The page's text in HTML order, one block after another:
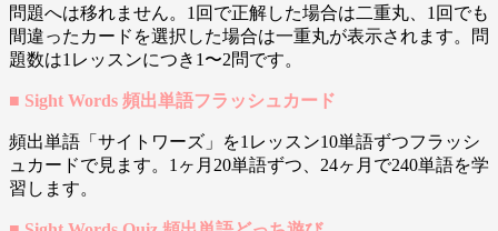
問題へは移れません。1回で正解した場合は二重丸、1回でも
間違ったカードを選択した場合は一重丸が表示されます。問
題数は1レッスンにつき1〜2問です。
■ Sight Words 頻出単語フラッシュカード
頻出単語「サイトワーズ」を1レッスン10単語ずつフラッシ
ュカードで見ます。1ヶ月20単語ずつ、24ヶ月で240単語を学
習します。